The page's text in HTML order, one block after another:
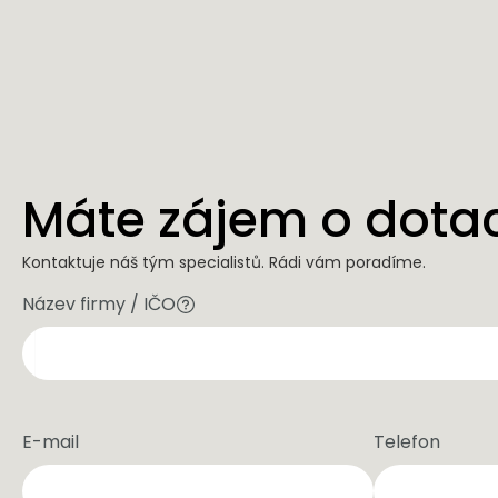
Máte zájem o
Kontaktuje náš tým specialistů. Rádi vám poradíme.
Název firmy / IČO
E-mail Telefon